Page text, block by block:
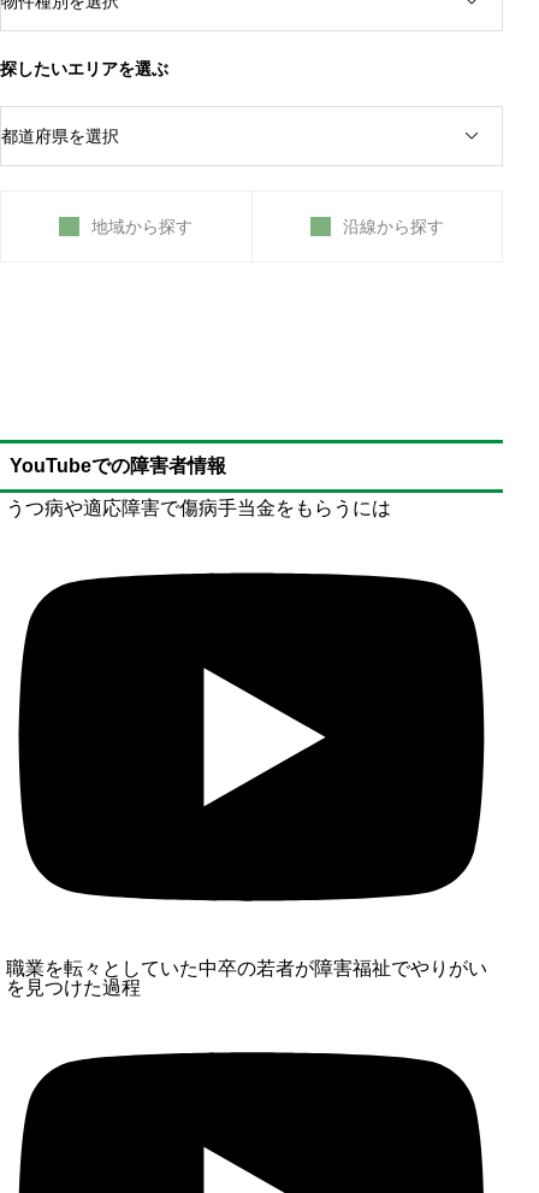
探したいエリアを選ぶ
地域から探す 沿線から探す
YouTubeでの障害者情報
うつ病や適応障害で傷病手当金をもらうには
職業を転々としていた中卒の若者が障害福祉でやりがい
を見つけた過程